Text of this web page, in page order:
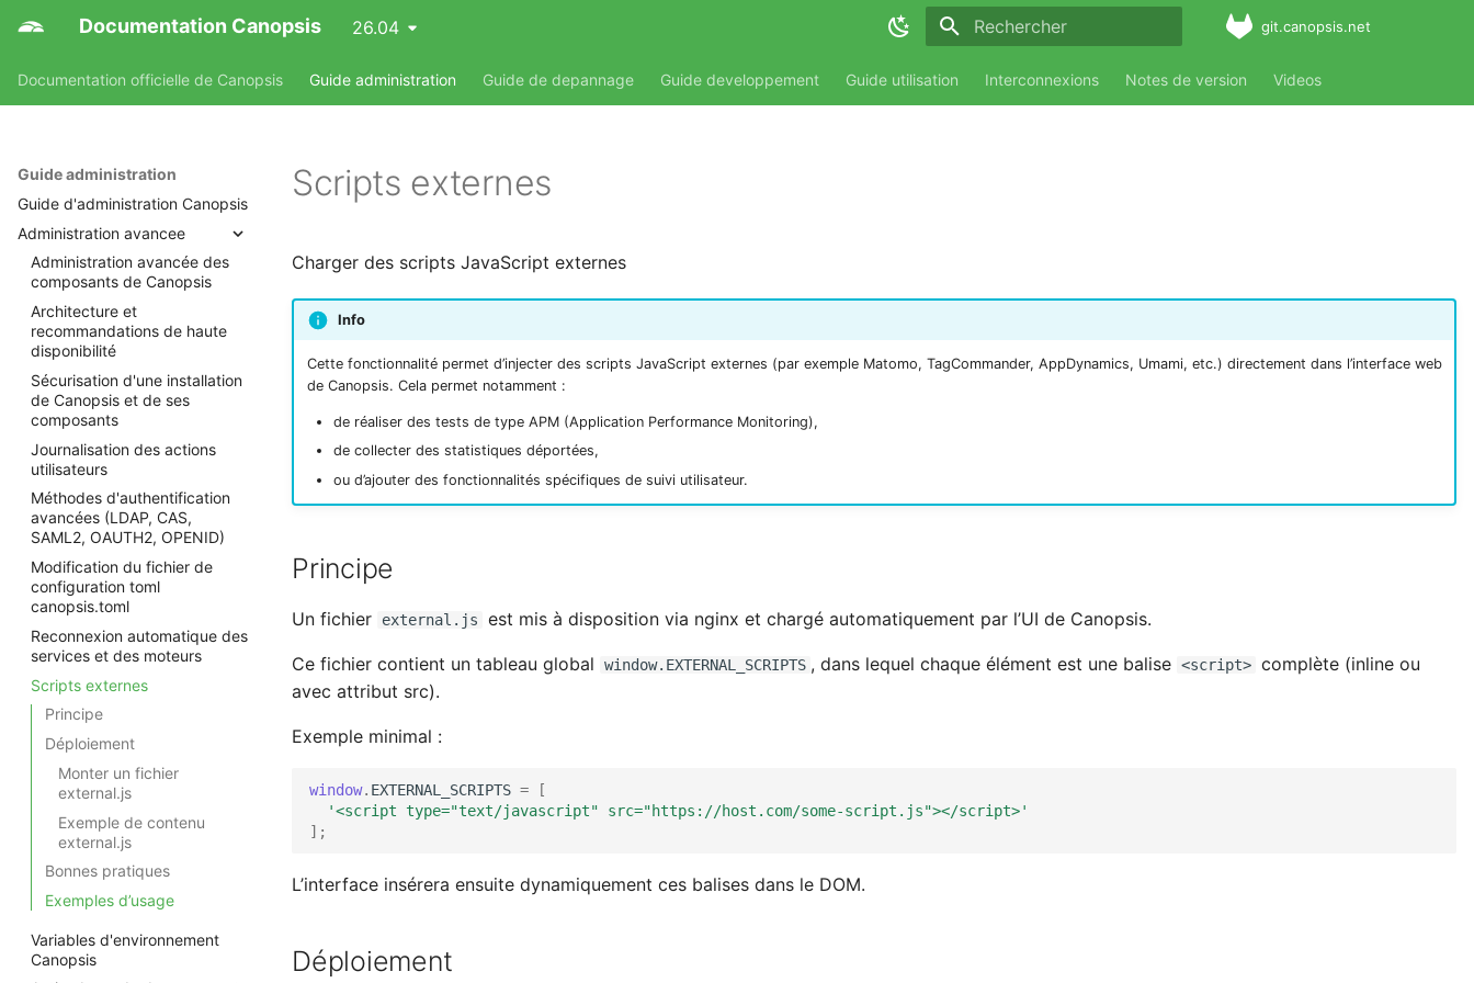
Documentation Canopsis 26.04 git.canopsis.net
Documentation officielle de Canopsis Guide administration Guide de depannage Guide developpement Guide utilisation Interconnexions Notes de version Videos
Guide administration
Guide d'administration Canopsis
Administration avancee
Administration avancée des
composants de Canopsis
Architecture et
recommandations de haute
disponibilité
Sécurisation d'une installation
de Canopsis et de ses
composants
Journalisation des actions
utilisateurs
Méthodes d'authentification
avancées (LDAP, CAS,
SAML2, OAUTH2, OPENID)
Modification du fichier de
configuration toml
canopsis.toml
Reconnexion automatique des
services et des moteurs
Scripts externes
Principe
Déploiement
Monter un fichier
external.js
Exemple de contenu
external.js
Bonnes pratiques
Exemples d’usage
Variables d'environnement
Canopsis
Scripts externes
Charger des scripts JavaScript externes
Info
Cette fonctionnalité permet d’injecter des scripts JavaScript externes (par exemple Matomo, TagCommander, AppDynamics, Umami, etc.) directement dans l’interface web
de Canopsis. Cela permet notamment :
de réaliser des tests de type APM (Application Performance Monitoring),
de collecter des statistiques déportées,
ou d’ajouter des fonctionnalités spécifiques de suivi utilisateur.
Principe
Un fichier external.js est mis à disposition via nginx et chargé automatiquement par l’UI de Canopsis.
Ce fichier contient un tableau global window.EXTERNAL_SCRIPTS , dans lequel chaque élément est une balise <script> complète (inline ou
avec attribut src).
Exemple minimal :
window. EXTERNAL_SCRIPTS =
[
'<script type="text/javascript" src="https://host.com/some-script.js"></script>'
];
L’interface insérera ensuite dynamiquement ces balises dans le DOM.
Déploiement